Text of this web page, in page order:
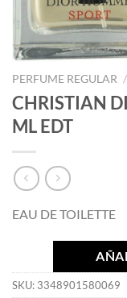
PERFUME REGULAR /
CHRISTIAN
ML EDT
EAU DE TOILETTE
SKU: 3348901580069